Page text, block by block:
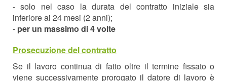
- solo nel caso la durata del contratto iniziale sia
inferiore ai 24 mesi (2 anni);
- per un massimo di 4 volte
Prosecuzione del contratto
Se il lavoro continua di fatto oltre il termine fissato o
viene successivamente prorogato il datore di lavoro è